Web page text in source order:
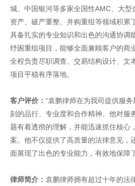
城、中国银河等多家全国性AMC、大型
资产、破产重整、并购重组等领域积累
具备扎实的专业知识和出色的沟通协调
纾困重组项目，能够全面兼顾客户的商
全程负责尽职调查、交易结构设计、文
项目平稳有序落地。
客户评价： “袁鹏律师在为我司提供服
刻的品行、专业度和合作精神。他对服
题有着透彻的理解，并能迅速抓住核心
案。他不仅提供了高质量的法律意见，
面展现了出色的专业能力，有效地保障
律师简介： 袁鹏律师拥有超过十年的法